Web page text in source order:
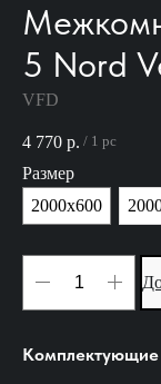
5 Nord
VFD
4 770 р. / 1 pc
Размер
2000х600
Комплектующие